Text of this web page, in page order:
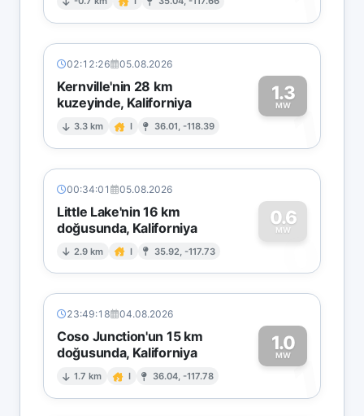
02:12:26 05.08.2026
Kernville'nin 28 km
kuzeyinde, Kaliforniya
3.3 km I 36.01, -118.39
1.3
MW1
00:34:01 05.08.2026
Little Lake'nin 16 km
doğusunda, Kaliforniya
2.9 km I 35.92, -117.73
0.6
MW
0
23:49:18 04.08.2026
Coso Junction'un 15 km
doğusunda, Kaliforniya
1.7 km I 36.04, -117.78
1.0
MW1